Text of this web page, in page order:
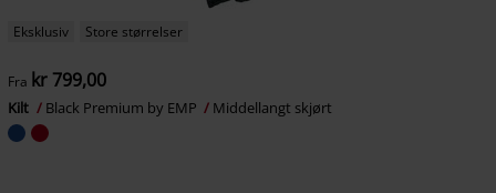
Eksklusiv Store størrelser
Fra kr 799,00
Kilt Black Premium by EMP Middellangt skjørt